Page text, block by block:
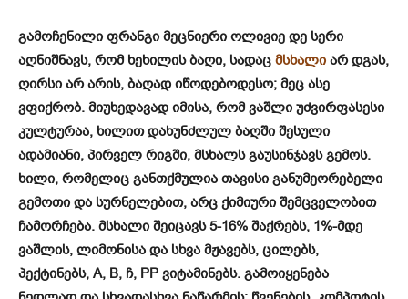
გამოჩენილი ფრანგი მეცნიერი ოლივიე დე სერი
აღნიშნავს, რომ ხეხილის ბაღი, სადაც მსხა­ლი არ დგას,
ღირსი არ არის, ბაღად იწოდებოდესო; მეც ასე
ვფიქრობ. მიუხე­დავად იმისა, რომ ვაშლი უძვირფასესი
კულტურაა, ხილით დახუნძლულ ბაღში შესული
ადამიანი, პირველ რიგში, მსხალს გაუსინჯავს გემოს.
ხილი, რომელიც განთქმულია თა­ვისი განუმეორებელი
გემოთი და სურნელებით, არც ქიმიური შემცველობით
ჩამორჩება. მსხალი შეიცავს 5-16% შაქრებს, 1%-მდე
ვაშლის, ლიმონისა და სხვა მჟავებს, ცილებს,
პექტინებს, A, B, ჩ, PP ვიტამინებს. გამოიყენება